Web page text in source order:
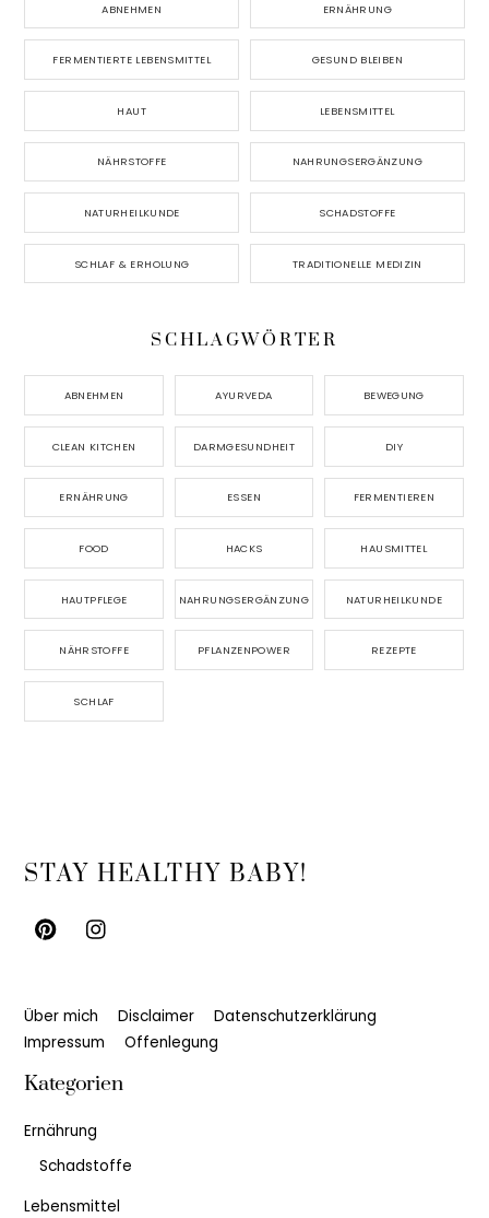
ABNEHMEN ERNÄHRUNG
FERMENTIERTE LEBENSMITTEL GESUND BLEIBEN
HAUT LEBENSMITTEL
NÄHRSTOFFE NAHRUNGSERGÄNZUNG
NATURHEILKUNDE SCHADSTOFFE
SCHLAF & ERHOLUNG TRADITIONELLE MEDIZIN
SCHLAGWÖRTER
ABNEHMEN AYURVEDA BEWEGUNG
CLEAN KITCHEN DARMGESUNDHEIT DIY
ERNÄHRUNG ESSEN FERMENTIEREN
FOOD HACKS HAUSMITTEL
HAUTPFLEGE NAHRUNGSERGÄNZUNG NATURHEILKUNDE
NÄHRSTOFFE PFLANZENPOWER REZEPTE
SCHLAF
Back
STAY HEALTHY BABY!
Über mich Disclaimer
Datenschutzerklärung
Impressum
Offenlegung
Kategorien
Ernährung
Schadstoffe
Lebensmittel